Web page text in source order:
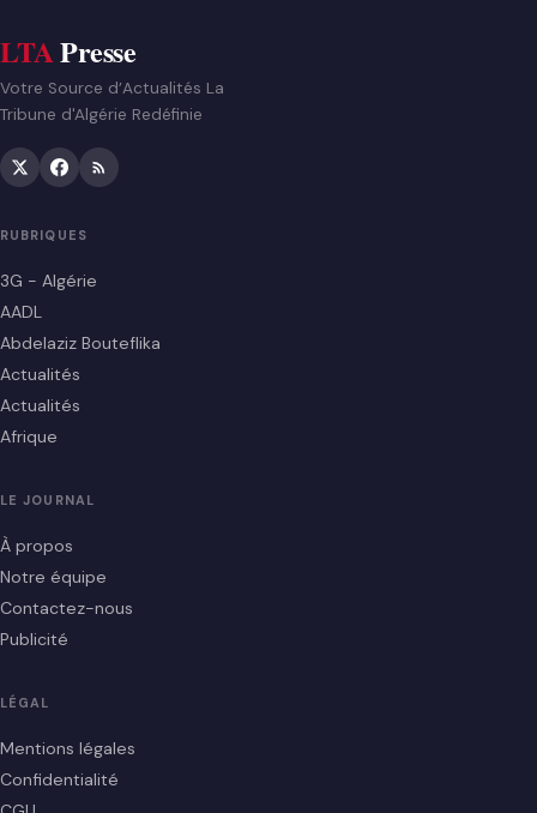
LTAPresse
Votre Source d’Actualités La
Tribune d'Algérie Redéfinie
RUBRIQUES
3G - Algérie
AADL
Abdelaziz Bouteflika
Actualités
Actualités
Afrique
LE JOURNAL
À propos
Notre équipe
Contactez-nous
Publicité
LÉGAL
Mentions légales
Confidentialité